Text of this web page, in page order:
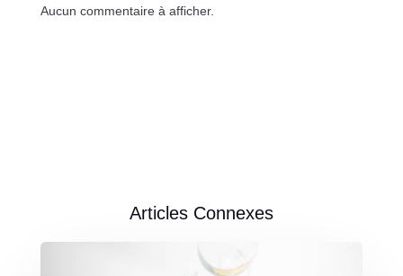
Aucun commentaire à afficher.
Articles Connexes